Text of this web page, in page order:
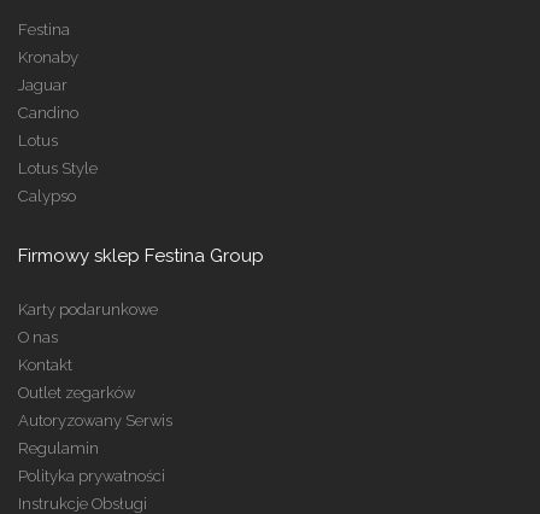
Festina
Kronaby
Jaguar
Candino
Lotus
Lotus Style
Calypso
Firmowy sklep Festina Group
Karty podarunkowe
O nas
Kontakt
Outlet zegarków
Autoryzowany Serwis
Regulamin
Polityka prywatności
Instrukcje Obsługi